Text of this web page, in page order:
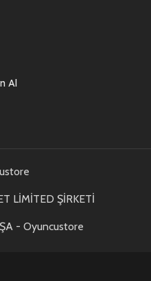
Al
LİMİTED ŞİRKETİ
- Oyuncustore